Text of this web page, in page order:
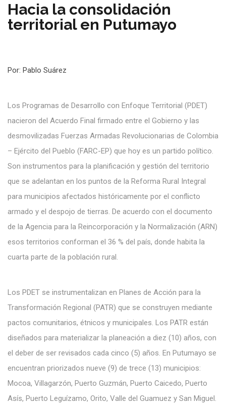
Hacia la consolidación
territorial en Putumayo
Por: Pablo Suárez
Los Programas de Desarrollo con Enfoque Territorial (PDET)
nacieron del Acuerdo Final firmado entre el Gobierno y las
desmovilizadas Fuerzas Armadas Revolucionarias de Colombia
– Ejército del Pueblo (FARC-EP) que hoy es un partido político.
Son instrumentos para la planificación y gestión del territorio
que se adelantan en los puntos de la Reforma Rural Integral
para municipios afectados históricamente por el conflicto
armado y el despojo de tierras. De acuerdo con el documento
de la Agencia para la Reincorporación y la Normalización (ARN)
esos territorios conforman el 36 % del país, donde habita la
cuarta parte de la población rural.
Los PDET se instrumentalizan en Planes de Acción para la
Transformación Regional (PATR) que se construyen mediante
pactos comunitarios, étnicos y municipales. Los PATR están
diseñados para materializar la planeación a diez (10) años, con
el deber de ser revisados cada cinco (5) años. En Putumayo se
encuentran priorizados nueve (9) de trece (13) municipios:
Mocoa, Villagarzón, Puerto Guzmán, Puerto Caicedo, Puerto
Asís, Puerto Leguízamo, Orito, Valle del Guamuez y San Miguel.